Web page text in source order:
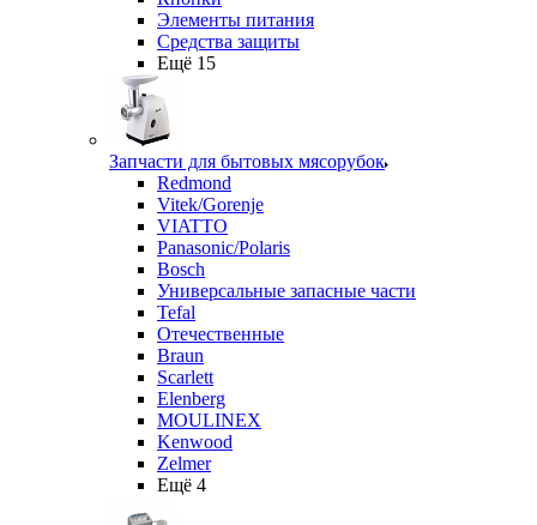
Элементы питания
Средства защиты
Ещё 15
Запчасти для бытовых мясорубок
Redmond
Vitek/Gorenje
VIATTO
Panasonic/Polaris
Bosch
Универсальные запасные части
Tefal
Отечественные
Braun
Scarlett
Elenberg
MOULINEX
Kenwood
Zelmer
Ещё 4